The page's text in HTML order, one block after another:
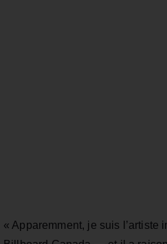
« Apparemment, je suis